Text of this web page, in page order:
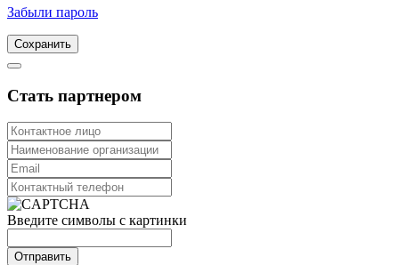
Забыли пароль
Сохранить
Стать партнером
Введите символы с картинки
Отправить